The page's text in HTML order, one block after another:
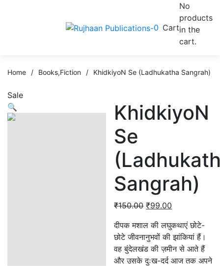
0 Cart
No
products
in the
cart.
Home / Books,Fiction / KhidkiyoN Se (Ladhukatha Sangrah)
Sale
🔍
KhidkiyoN
Se
Sangrah)
₹150.00 ₹99.00
दीपक मशाल की लघुकथाएं छोटे-
छोटे जीवनानुभवों की झांकियां हैं।
वह बुंदेलखंड की ज़मीन से आते हैं
और उसके दुःख-दर्द आज तक अपने